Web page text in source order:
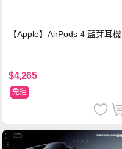
【Apple】AirPods 4 藍芽耳機
$4,265
免運